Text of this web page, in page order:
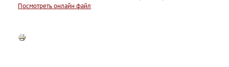
Посмотреть онлайн файл